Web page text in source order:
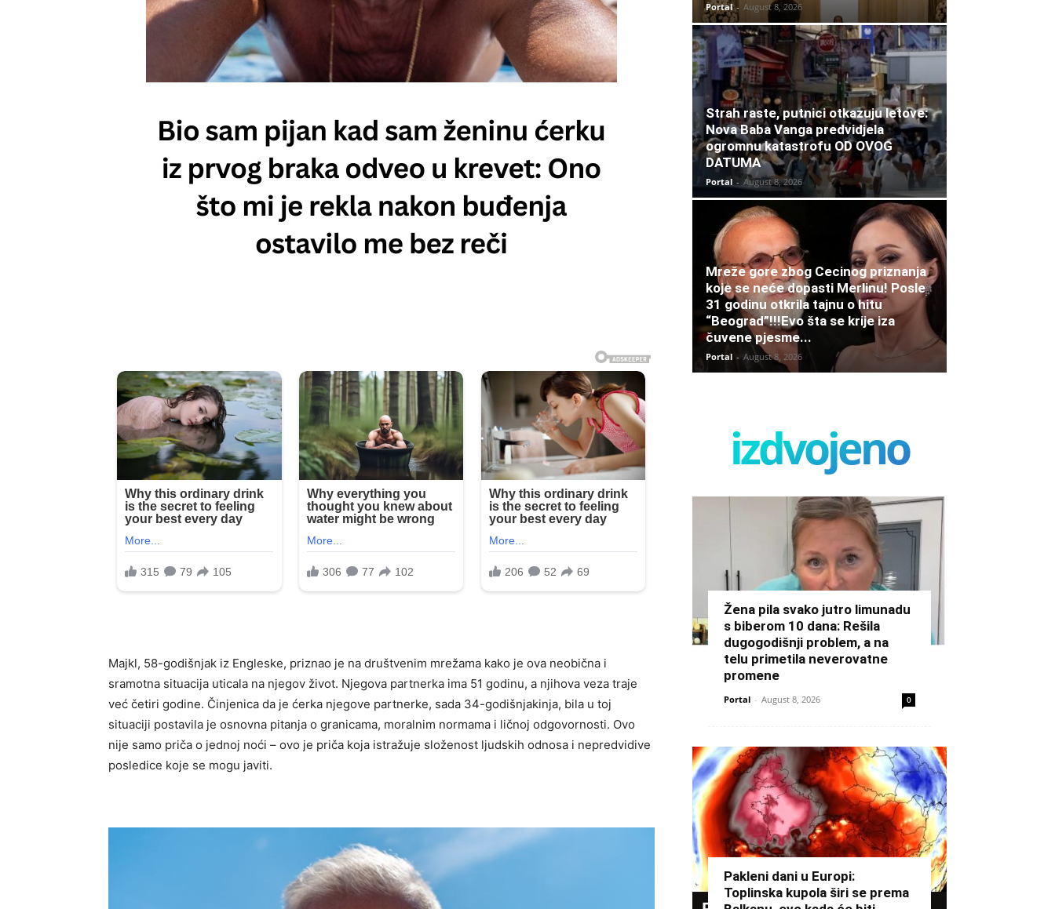
Majkl, 58-godišnjak iz Engleske, priznao je na društvenim mrežama kako je ova neobična i
sramotna situacija uticala na njegov život. Njegova partnerka ima 51 godinu, a njihova veza traje
već četiri godine. Činjenica da je ćerka njegove partnerke, sada 34-godišnjakinja, bila u toj
situaciji postavila je osnovna pitanja o granicama, moralnim normama i ličnoj odgovornosti. Ovo
nije samo priča o jednoj noći – ovo je priča koja istražuje složenost ljudskih odnosa i nepredvidive
posledice koje se mogu javiti.
Portal - August 8, 2026
Strah raste, putnici otkazuju letove:
Nova Baba Vanga predvidjela
ogromnu katastrofu OD OVOG
DATUMA
Portal - August 8, 2026
Mreže gore zbog Cecinog priznanja
koje se neće dopasti Merlinu! Posle
31 godinu otkrila tajnu o hitu
“Beograd”!!!Evo šta se krije iza
čuvene pjesme...
Portal - August 8, 2026
izdvojeno
Žena pila svako jutro limunadu
s biberom 10 dana: Rešila
dugogodišnji problem, a na
telu primetila neverovatne
promene
Portal - August 8, 2026 0
Pakleni dani u Europi:
Toplinska kupola širi se prema